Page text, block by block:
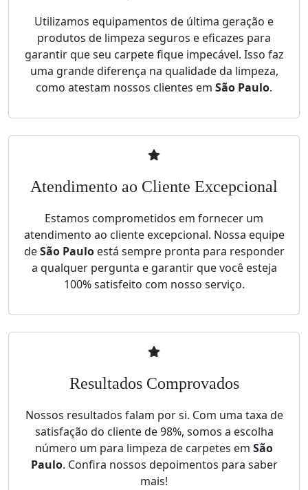
Utilizamos equipamentos de última geração e
produtos de limpeza seguros e eficazes para
garantir que seu carpete fique impecável. Isso faz
uma grande diferença na qualidade da limpeza,
como atestam nossos clientes em São Paulo.
Atendimento ao Cliente Excepcional
Estamos comprometidos em fornecer um
atendimento ao cliente excepcional. Nossa equipe
deSão Pauloestá sempre pronta para responder
a qualquer pergunta e garantir que você esteja
100% satisfeito com nosso serviço.
Resultados Comprovados
Nossos resultados falam por si. Com uma taxa de
satisfação do cliente de 98%, somos a escolha
número um para limpeza de carpetes em São
Paulo. Confira nossos depoimentos para saber
mais!